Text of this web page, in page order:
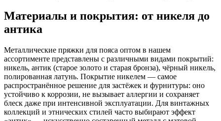
Материалы и покрытия: от никеля до
антика
Металлические пряжки для пояса оптом в нашем
ассортименте представлены с различными видами покрытий:
никель, антик (старое золото и старая бронза), чёрный никель,
полированная латунь. Покрытие никелем — самое
распространённое решение для застёжек и фурнитуры: оно
устойчиво к коррозии, не вызывает аллергии и сохраняет
блеск даже при интенсивной эксплуатации. Для винтажных
коллекций и этнических стилей часто выбирают эффект